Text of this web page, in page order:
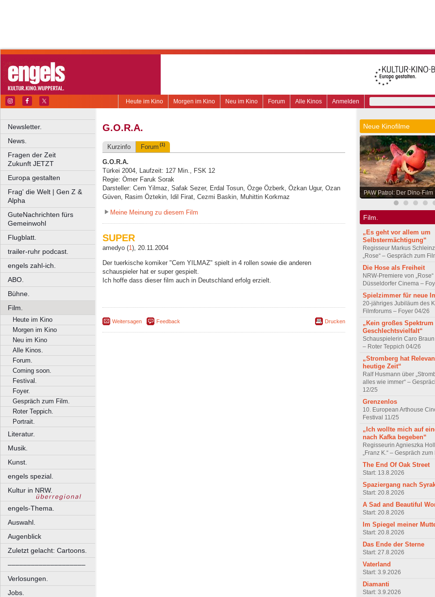
Anmelden
Alle Kinos
Forum
Neu im Kino
Morgen im Kino
Heute im Kino
Newsletter.
News.
Fragen der Zeit
Zukunft JETZT
Europa gestalten
Frag' die Welt | Gen Z &
Alpha
GuteNachrichten fürs
Gemeinwohl
Flugblatt.
trailer-ruhr podcast.
engels zahl-ich.
ABO.
Bühne.
Film.
Heute im Kino
Morgen im Kino
Neu im Kino
Alle Kinos.
Forum.
Coming soon.
Festival.
Foyer.
Gespräch zum Film.
Roter Teppich.
Portrait.
Literatur.
Musik.
Kunst.
engels spezial.
Kultur in NRW.
engels-Thema.
Auswahl.
Augenblick
Zuletzt gelacht: Cartoons.
––––––––––––––––––––
Verlosungen.
Jobs.
G.O.R.A.
Kurzinfo Forum (1)
G.O.R.A.
Türkei 2004, Laufzeit: 127 Min., FSK 12
Regie: Ömer Faruk Sorak
Darsteller: Cem Yilmaz, Safak Sezer, Erdal Tosun, Özge Özberk, Özkan Ugur, Ozan
Güven, Rasim Öztekin, Idil Firat, Cezmi Baskin, Muhittin Korkmaz
Meine Meinung zu diesem Film
SUPER
amedyo (1), 20.11.2004
Der tuerkische komiker "Cem YILMAZ" spielt in 4 rollen sowie die anderen
schauspieler hat er super gespielt.
Ich hoffe dass dieser film auch in Deutschland erfolg erzielt.
Weitersagen Feedback Drucken
Neue Kinofilme
PAW Patrol: Der Dino-Film
Film.
„Es geht vor allem um
Selbstermächtigung“
Regisseur Markus
„Rose“ – Gespräch zum
Die Hose als Freiheit
NRW-Premiere von „Rose“
Düsseldorfer Cinema –
Spielzimmer für neue
20-jähriges Jubiläum des
Filmforums – Foyer 04/26
„Kein großes Spektrum
Geschlechtsvielfalt“
Schauspielerin Caro Braun
– Roter Teppich 04/26
„Stromberg hat
heutige Zeit“
Ralf Husmann über
alles wie immer“ –
12/25
Grenzenlos
10. European Arthouse
Festival 11/25
„Ich wollte mich auf
nach Kafka begeben“
Regisseurin Agnieszka
„Franz K.“ – Gespräch
The End Of Oak Street
Start: 13.8.2026
Spaziergang nach
Start: 20.8.2026
A Sad and Beautiful
Start: 20.8.2026
Im Spiegel meiner
Start: 20.8.2026
Das Ende der Sterne
Start: 27.8.2026
Vaterland
Start: 3.9.2026
Diamanti
Start: 3.9.2026